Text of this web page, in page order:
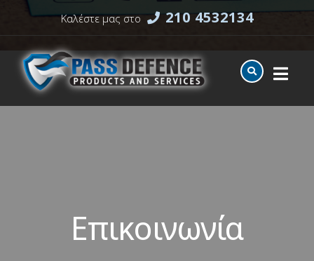
Καλέστε μας στο 210 4532134
Επικοινωνία